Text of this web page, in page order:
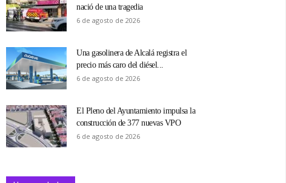
nació de una tragedia
6 de agosto de 2026
Una gasolinera de Alcalá registra el
precio más caro del diésel...
6 de agosto de 2026
El Pleno del Ayuntamiento impulsa la
construcción de 377 nuevas VPO
6 de agosto de 2026